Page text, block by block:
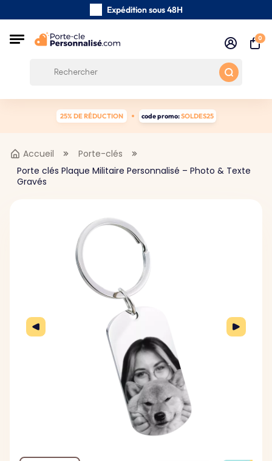
Expédition sous 48H
Avis des clients:
Frais de port gratuits à partir de 39 €
0
25% DE RÉDUCTION code promo:SOLDES25
Accueil
Porte-clés
Porte clés Plaque Militaire Personnalisé – Photo & Texte
Gravés